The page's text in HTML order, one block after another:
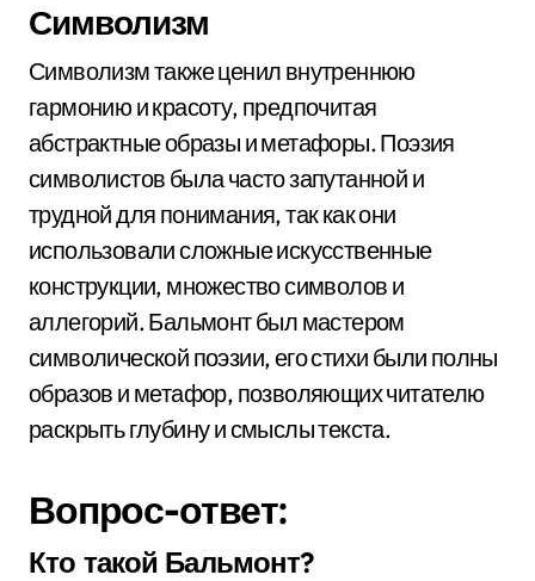
Символизм
Символизм также ценил внутреннюю
гармонию и красоту, предпочитая
абстрактные образы и метафоры. Поэзия
символистов была часто запутанной и
трудной для понимания, так как они
использовали сложные искусственные
конструкции, множество символов и
аллегорий. Бальмонт был мастером
символической поэзии, его стихи были полны
образов и метафор, позволяющих читателю
раскрыть глубину и смыслы текста.
Вопрос-ответ:
Кто такой Бальмонт?